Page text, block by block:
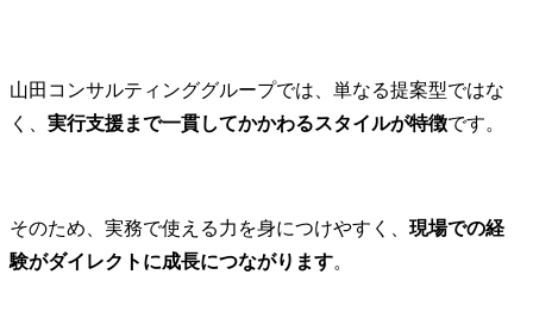
山田コンサルティンググループでは、単なる提案型ではな
く、 実行支援まで一貫してかかわるスタイルが特徴です。
そのため、実務で使える力を身につけやすく、 現場での経
験がダイレクトに成長につながります。